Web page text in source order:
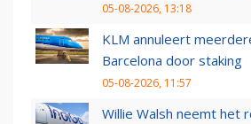
05-08-2026, 13:18
KLM annuleert
Barcelona door staking
05-08-2026, 11:57
Willie Walsh neemt het